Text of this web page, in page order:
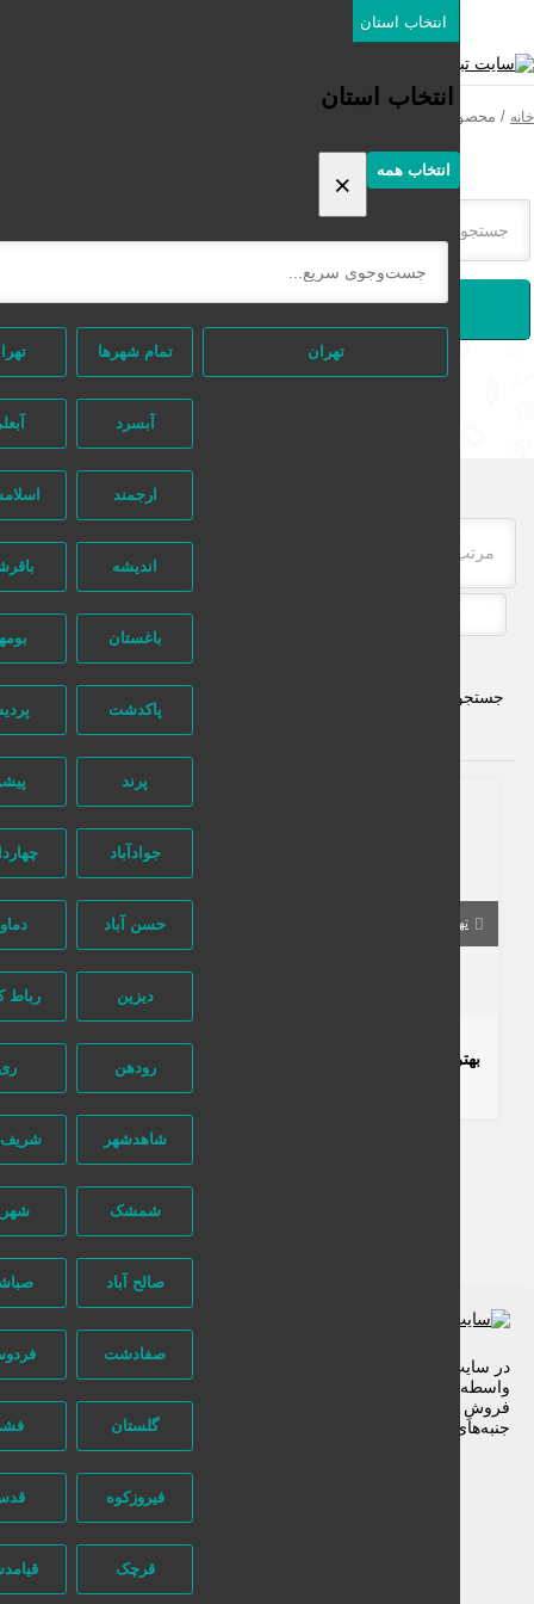
انتخاب استان
انتخاب استان
انتخاب همه ×
تهران تمام شهر‌ها تهران
ارجمند اسلامشهر
اندیشه باقرشهر
باغستان بومهن
پاکدشت پردیس
جوادآباد چهاردانگه
حسن آباد دماوند
دیزین رباط کریم
رودهن
شاهدشهر شریف آباد
شمشک شهریار
صالح آباد صباشهر
صفادشت فردوسیه
گلستان
فیروزکوه
قرچک قیامدشت
برچسب خورده “تعمیر ماهواره پاسداران”
جستجو
مرتب‌سازی بر اساس جدیدترین
پیشرفته
246 بازدید
تهران تهران
تماس بگیرید
بهترین نصاب آنتن ماهواره پاسداران 09356045790
خدمات
سایت تبلیغاتی نیازجو کاربران مستقیما با هم تماس می‌گیرند و هیچ
در این میان وجود ندارد، پس دقت فرمایید که در خرید و
شما نیازجو هیچ دخالتی نداشته و کاربران باید خودشان
مختلف امنیتی را در نظر بگیرند.